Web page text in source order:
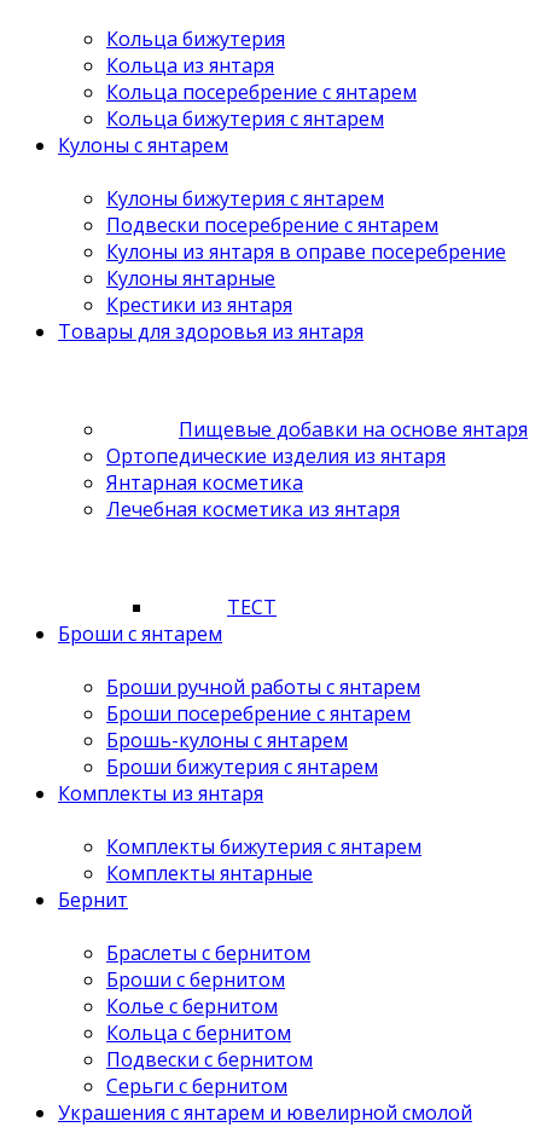
Кольца бижутерия
Кольца из янтаря
Кольца посеребрение с янтарем
Кольца бижутерия с янтарем
Кулоны с янтарем
Кулоны бижутерия с янтарем
Подвески посеребрение с янтарем
Кулоны из янтаря в оправе посеребрение
Кулоны янтарные
Крестики из янтаря
Товары для здоровья из янтаря
Пищевые добавки на основе янтаря
Ортопедические изделия из янтаря
Янтарная косметика
Лечебная косметика из янтаря
ТЕСТ
Броши с янтарем
Броши ручной работы с янтарем
Броши посеребрение с янтарем
Брошь-кулоны с янтарем
Броши бижутерия с янтарем
Комплекты из янтаря
Комплекты бижутерия с янтарем
Комплекты янтарные
Бернит
Браслеты с бернитом
Броши с бернитом
Колье с бернитом
Кольца с бернитом
Подвески с бернитом
Серьги с бернитом
Украшения с янтарем и ювелирной смолой